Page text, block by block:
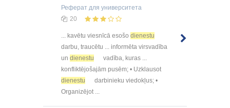
Реферат для университета
20
... kavētu viesnīcā esošo dienestu
darbu, traucētu ... informēta virsvadība
un dienestu
vadība, kuras ...
konfliktējošajām pusēm; • Uzklausot
dienestu
darbinieku viedokļus; •
Organizējot ...